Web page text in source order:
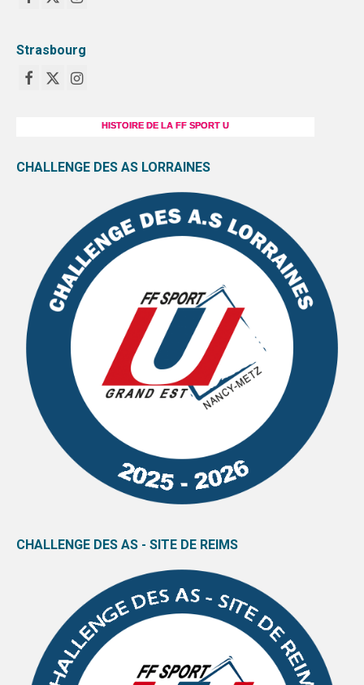
Strasbourg
HISTOIRE DE LA FF SPORT U
CHALLENGE DES AS LORRAINES
CHALLENGE DES AS - SITE DE REIMS